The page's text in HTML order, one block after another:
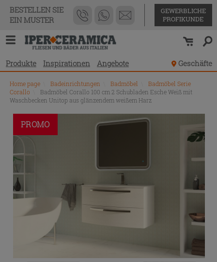
BESTELLEN SIE
EIN MUSTER
GEWERBLICHE
PROFIKUNDE
Produkte Inspirationen Angebote Geschäfte
Home page Badeinrichtungen Badmöbel
Badmöbel Serie
Corallo
Badmöbel Corallo 100 cm 2 Schubladen Esche Weiß mit
Waschbecken Unitop aus glänzendem weißem Harz
PROMO